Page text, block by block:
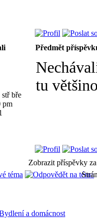
Předmět
stř bře
pm
tu
Zobrazit příspěvky
a domácnost